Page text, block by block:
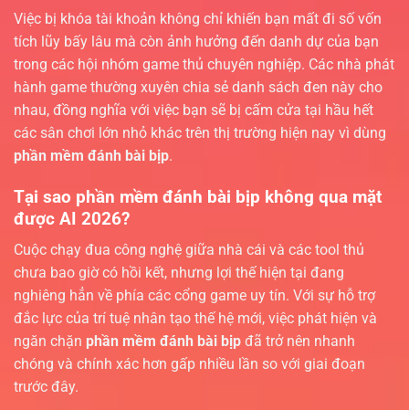
Việc bị khóa tài khoản không chỉ khiến bạn mất đi số vốn
tích lũy bấy lâu mà còn ảnh hưởng đến danh dự của bạn
trong các hội nhóm game thủ chuyên nghiệp. Các nhà phát
hành game thường xuyên chia sẻ danh sách đen này cho
nhau, đồng nghĩa với việc bạn sẽ bị cấm cửa tại hầu hết
các sân chơi lớn nhỏ khác trên thị trường hiện nay vì dùng
phần mềm đánh bài bịp.
Tại sao phần mềm đánh bài bịp không qua mặt
được AI 2026?
Cuộc chạy đua công nghệ giữa nhà cái và các tool thủ
chưa bao giờ có hồi kết, nhưng lợi thế hiện tại đang
nghiêng hẳn về phía các cổng game uy tín. Với sự hỗ trợ
đắc lực của trí tuệ nhân tạo thế hệ mới, việc phát hiện và
ngăn chặn phần mềm đánh bài bịp đã trở nên nhanh
chóng và chính xác hơn gấp nhiều lần so với giai đoạn
trước đây.